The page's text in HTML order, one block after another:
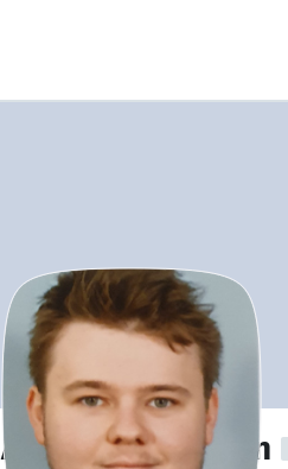
Alexander Merten